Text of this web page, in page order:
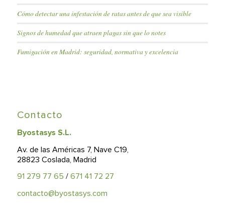
Cómo detectar una infestación de ratas antes de que sea visible
Signos de humedad que atraen plagas sin que lo notes
Fumigación en Madrid: seguridad, normativa y excelencia
Contacto
Byostasys S.L.
Av. de las Américas 7, Nave C19,
28823 Coslada, Madrid
91 279 77 65 / 671 41 72 27
contacto@byostasys.com